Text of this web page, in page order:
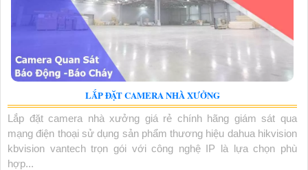
LẮP ĐẶT CAMERA NHÀ XƯỞNG
Lắp đặt camera nhà xưởng giá rẻ chính hãng giám sát qua
mạng điện thoại sử dụng sản phẩm thương hiệu dahua hikvision
kbvision vantech trọn gói với công nghệ IP là lựa chọn phù
hợp...